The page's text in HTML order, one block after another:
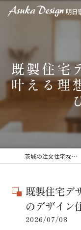
既製住宅
叶える理
茨城の注文住宅なら明日家デザイン工房
既製住宅デ
のデザイン
2026/07/08